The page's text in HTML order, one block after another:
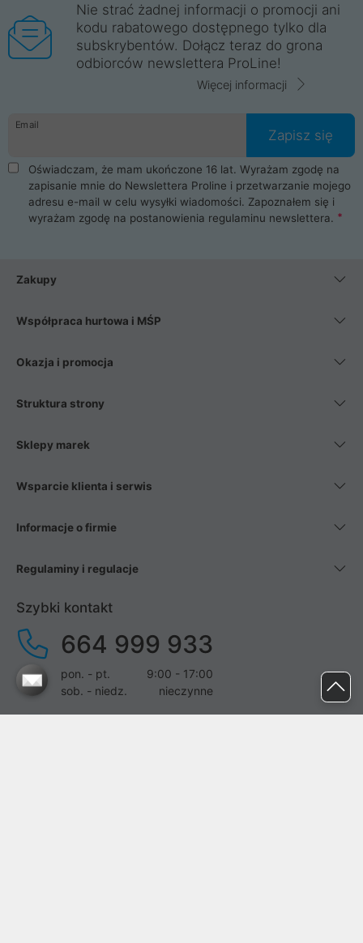
Nie strać żadnej informacji o promocji ani
kodu rabatowego dostępnego tylko dla
subskrybentów. Dołącz teraz do grona
odbiorców newslettera ProLine!
Więcej informacji
Email
Zapisz się
Oświadczam, że mam ukończone 16 lat. Wyrażam zgodę na
zapisanie mnie do Newslettera Proline i przetwarzanie mojego
adresu e-mail w celu wysyłki wiadomości. Zapoznałem się i
wyrażam zgodę na postanowienia regulaminu newslettera.
Zakupy
Współpraca hurtowa i MŚP
Okazja i promocja
Struktura strony
Sklepy marek
Wsparcie klienta i serwis
Informacje o firmie
Regulaminy i regulacje
Szybki kontakt
664 999 933
pon. - pt.
9:00 - 17:00
sob. - niedz.
nieczynne